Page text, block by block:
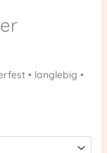
• langlebig •